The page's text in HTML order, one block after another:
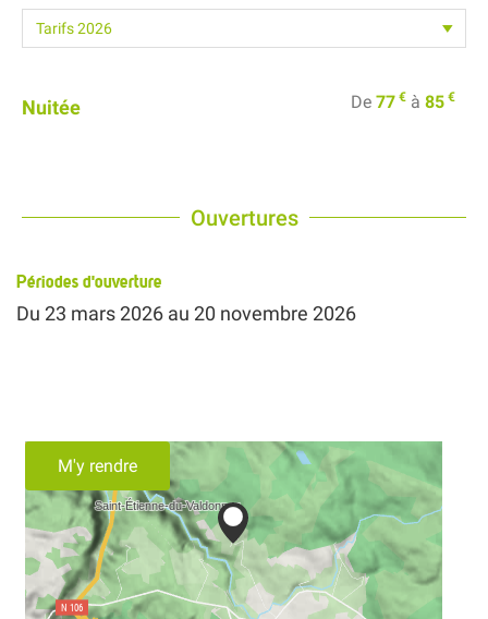
Nuitée De 77 € à 85 €
Ouvertures
Périodes d'ouverture
Du 23 mars 2026 au 20 novembre 2026
M'y rendre